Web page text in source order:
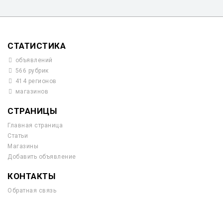
СТАТИСТИКА
объявлений
566 рубрик
414 регионов
магазинов
СТРАНИЦЫ
Главная страница
Статьи
Магазины
Добавить объявление
КОНТАКТЫ
Обратная связь